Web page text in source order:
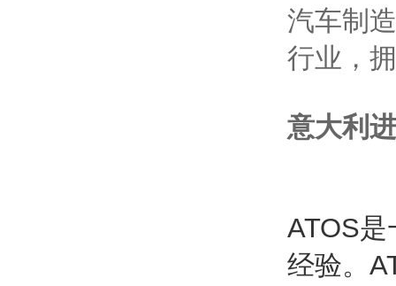
汽车制
行业，
意大利
ATOS
经验。